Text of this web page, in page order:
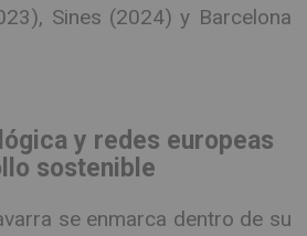
Sines (2024) y Barcelona
y redes europeas
sostenible
se enmarca dentro de su